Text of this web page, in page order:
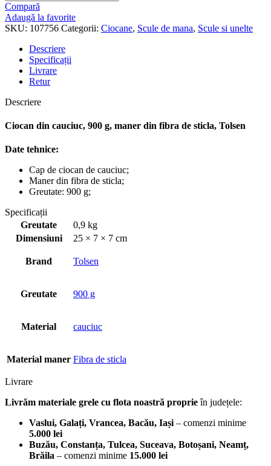
Compară
Adaugă la favorite
SKU: 107756 Categorii: Ciocane, Scule de mana, Scule si unelte
Descriere
Specificații
Livrare
Retur
Descriere
Ciocan din cauciuc, 900 g, maner din fibra de sticla, Tolsen
Date tehnice:
Cap de ciocan de cauciuc;
Maner din fibra de sticla;
Greutate: 900 g;
Specificații
Greutate
0,9 kg
Dimensiuni
25 × 7 × 7 cm
Brand Tolsen
Greutate 900 g
Material cauciuc
Material maner Fibra de sticla
Livrare
Livrăm materiale grele cu flota noastră proprieîn județele:
Vaslui, Galați, Vrancea, Bacău, Iași– comenzi minime
5.000 lei
Buzău, Constanța, Tulcea, Suceava, Botoșani, Neamț,
Brăila – comenzi minime 15.000 lei